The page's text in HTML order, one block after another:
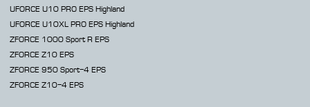
UFORCE U10 PRO EPS Highland
UFORCE U10XL PRO EPS Highland
ZFORCE 1000 Sport R EPS
ZFORCE Z10 EPS
ZFORCE 950 Sport-4 EPS
ZFORCE Z10-4 EPS